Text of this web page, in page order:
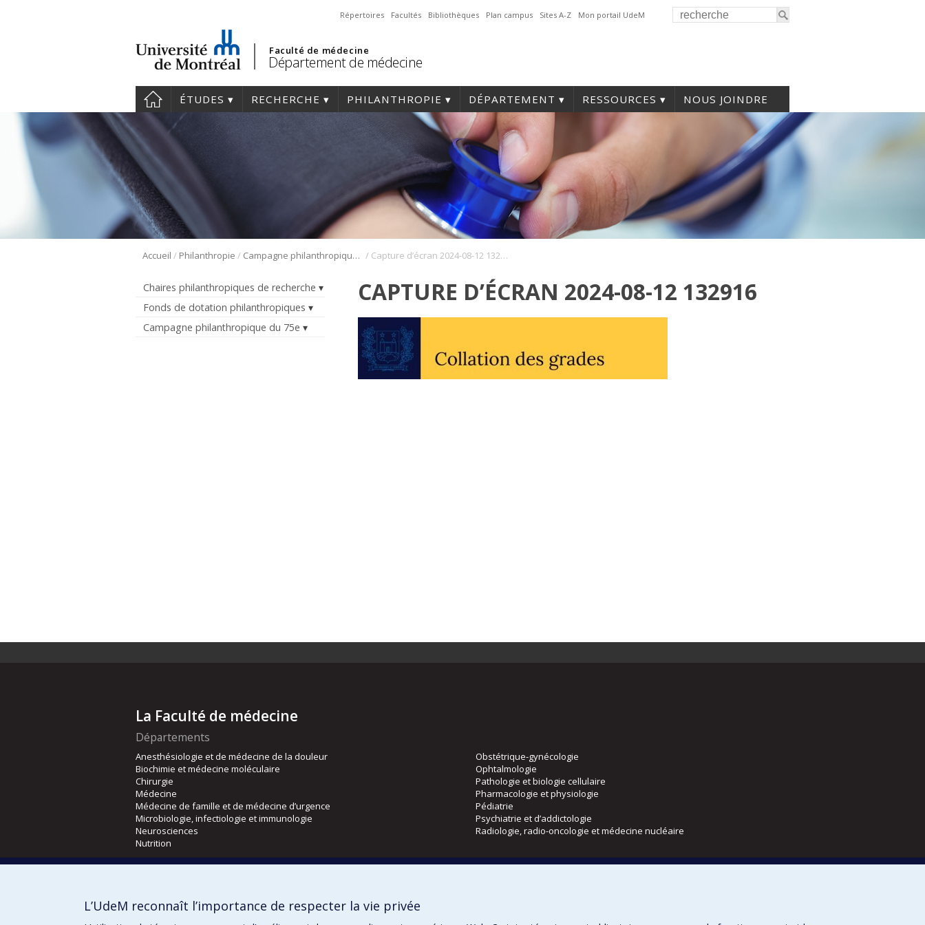
Répertoires Facultés Bibliothèques Plan campus Sites A-Z Mon portail UdeM
Faculté de médecine
Département de médecine
ÉTUDES RECHERCHE PHILANTHROPIE DÉPARTEMENT RESSOURCES NOUS JOINDRE
Accueil / Philanthropie / Campagne philanthropique du 75e / Capture d’écran 2024-08-12 132916
Chaires philanthropiques de recherche
Fonds de dotation philanthropiques
Campagne philanthropique du 75e
CAPTURE D’ÉCRAN 2024-08-12 132916
La Faculté de médecine
Départements
Anesthésiologie et de médecine de la douleur
Biochimie et médecine moléculaire
Chirurgie
Médecine
Médecine de famille et de médecine d’urgence
Microbiologie, infectiologie et immunologie
Neurosciences
Nutrition
Obstétrique-gynécologie
Ophtalmologie
Pathologie et biologie cellulaire
Pharmacologie et physiologie
Pédiatrie
Psychiatrie et d’addictologie
Radiologie, radio-oncologie et médecine nucléaire
Orthophonie et audiologie
L’UdeM reconnaît l’importance de respecter la vie privée